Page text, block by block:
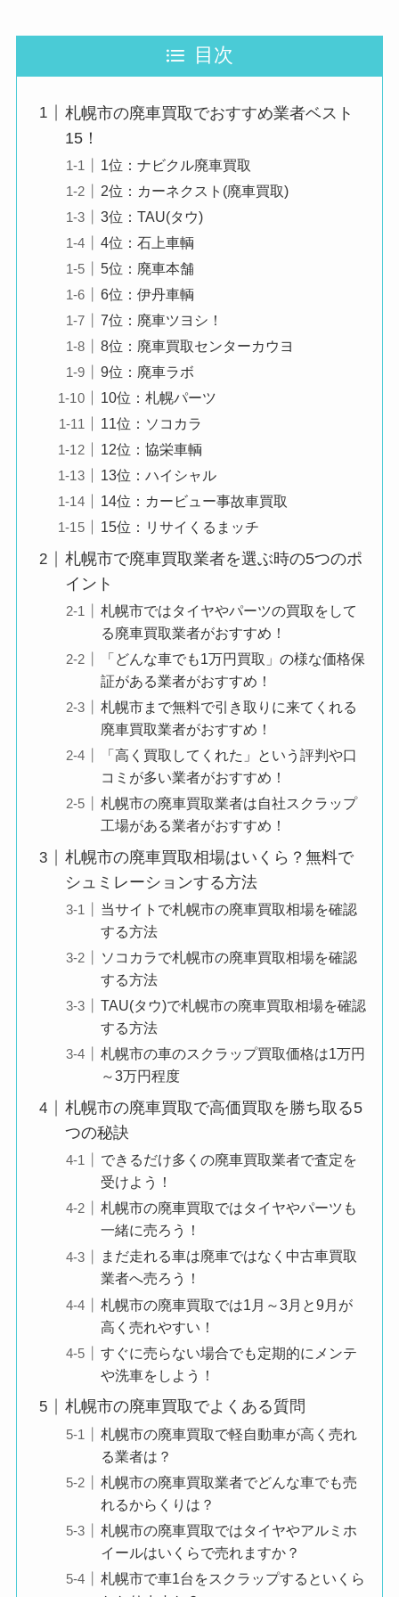
目次
札幌市の廃車買取でおすすめ業者ベスト
15！
1位：ナビクル廃車買取
2位：カーネクスト(廃車買取)
3位：TAU(タウ)
4位：石上車輌
5位：廃車本舗
6位：伊丹車輌
7位：廃車ツヨシ！
8位：廃車買取センターカウヨ
9位：廃車ラボ
10位：札幌パーツ
11位：ソコカラ
12位：協栄車輌
13位：ハイシャル
14位：カービュー事故車買取
15位：リサイくるまッチ
札幌市で廃車買取業者を選ぶ時の5つのポ
イント
札幌市ではタイヤやパーツの買取をして
る廃車買取業者がおすすめ！
「どんな車でも1万円買取」の様な価格保
証がある業者がおすすめ！
札幌市まで無料で引き取りに来てくれる
廃車買取業者がおすすめ！
「高く買取してくれた」という評判や口
コミが多い業者がおすすめ！
札幌市の廃車買取業者は自社スクラップ
工場がある業者がおすすめ！
札幌市の廃車買取相場はいくら？無料で
シュミレーションする方法
当サイトで札幌市の廃車買取相場を確認
する方法
ソコカラで札幌市の廃車買取相場を確認
する方法
TAU(タウ)で札幌市の廃車買取相場を確認
する方法
札幌市の車のスクラップ買取価格は1万円
～3万円程度
札幌市の廃車買取で高価買取を勝ち取る5
つの秘訣
できるだけ多くの廃車買取業者で査定を
受けよう！
札幌市の廃車買取ではタイヤやパーツも
一緒に売ろう！
まだ走れる車は廃車ではなく中古車買取
業者へ売ろう！
札幌市の廃車買取では1月～3月と9月が
高く売れやすい！
すぐに売らない場合でも定期的にメンテ
や洗車をしよう！
札幌市の廃車買取でよくある質問
札幌市の廃車買取で軽自動車が高く売れ
る業者は？
札幌市の廃車買取業者でどんな車でも売
れるからくりは？
札幌市の廃車買取ではタイヤやアルミホ
イールはいくらで売れますか？
札幌市で車1台をスクラップするといくら